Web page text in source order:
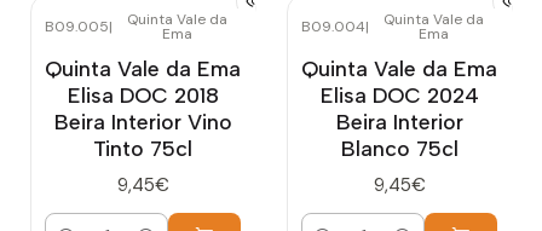
B09.005| Quinta Vale da
Ema
Quinta Vale da Ema
Elisa DOC 2018
Beira Interior Vino
Tinto 75cl
9,45€
B09.004| Quinta Vale da
Ema
Quinta Vale da Ema
Elisa DOC 2024
Beira Interior
Blanco 75cl
9,45€